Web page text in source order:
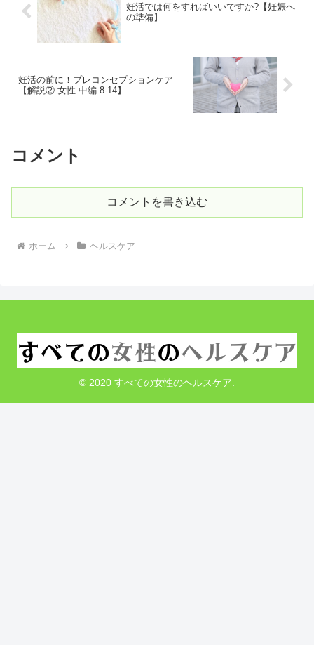
妊活では何をすればいいですか?【妊娠へ
の準備】
妊活の前に！プレコンセプションケア
【解説② 女性 中編 8-14】
コメント
コメントを書き込む
ホーム ヘルスケア
© 2020 すべての女性のヘルスケア.